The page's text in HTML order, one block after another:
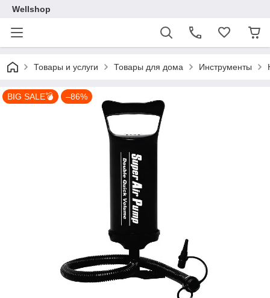
Wellshop
Товары и услуги Товары для дома Инструменты
BIG SALE💣 –86%